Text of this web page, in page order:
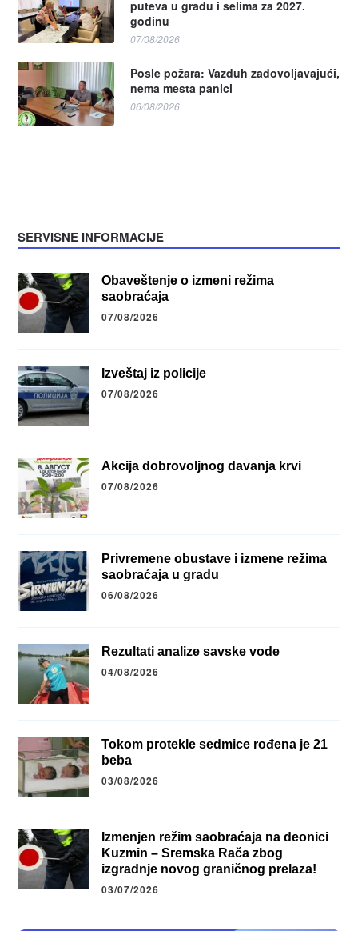
puteva u gradu i selima za 2027.
godinu
07/08/2026
Posle požara: Vazduh zadovoljavajući,
nema mesta panici
06/08/2026
SERVISNE INFORMACIJE
Obaveštenje o izmeni režima
saobraćaja
07/08/2026
Izveštaj iz policije
07/08/2026
Akcija dobrovoljnog davanja krvi
07/08/2026
Privremene obustave i izmene režima
saobraćaja u gradu
06/08/2026
Rezultati analize savske vode
04/08/2026
Tokom protekle sedmice rođena je 21
beba
03/08/2026
Izmenjen režim saobraćaja na deonici
Kuzmin – Sremska Rača zbog
izgradnje novog graničnog prelaza!
03/07/2026